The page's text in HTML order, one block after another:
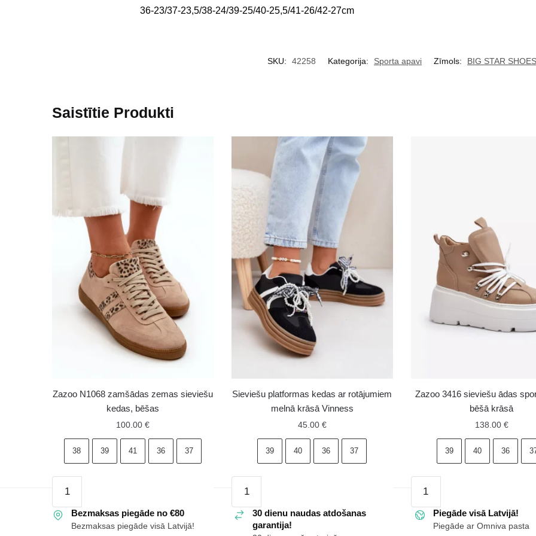
36-23/37-23,5/38-24/39-25/40-25,5/41-26/42-27cm
SKU: 42258 Kategorija: Sporta apavi Zīmols: BIG STAR SHOES
Saistītie Produkti
Zazoo N1068 zamšādas zemas sieviešu
kedas, bēšas
100.00 €
38 39 41 36 37
N1068
zamšādas
zemas
Sieviešu platformas kedas ar rotājumiem
melnā krāsā Vinness
45.00 €
39 40 36 37
platformas
kedas
Zazoo 3416 sieviešu ādas
bēšā krāsā
138.00 €
39 40 36
3416
sieviešu
Bezmaksas piegāde no €80
Bezmaksas piegāde visā Latvijā!
30 dienu naudas atdošanas
garantija!
Piegāde visā Latvijā!
Piegāde ar Omniva pasta